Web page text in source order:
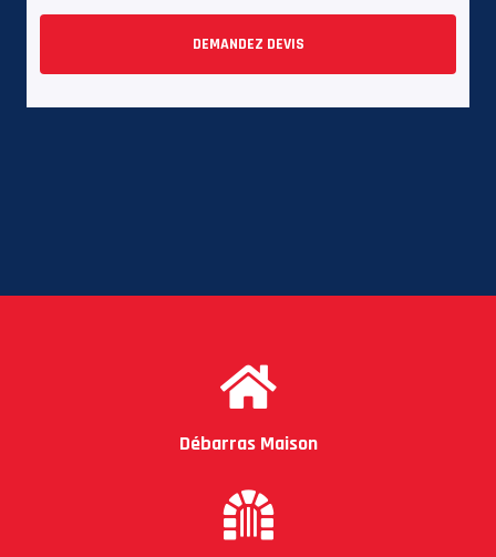
DEMANDEZ DEVIS
Débarras Maison